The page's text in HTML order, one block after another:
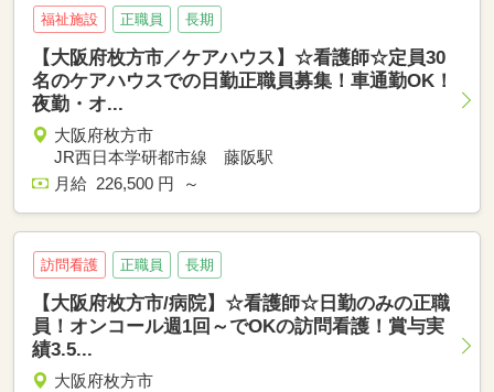
福祉施設 正職員 長期
【大阪府枚方市／ケアハウス】☆看護師☆定員30
名のケアハウスでの日勤正職員募集！車通勤OK！
夜勤・オ...
大阪府枚方市
JR西日本学研都市線 藤阪駅
月給 226,500 円 ～
訪問看護 正職員 長期
【大阪府枚方市/病院】☆看護師☆日勤のみの正職
員！オンコール週1回～でOKの訪問看護！賞与実
績3.5...
大阪府枚方市